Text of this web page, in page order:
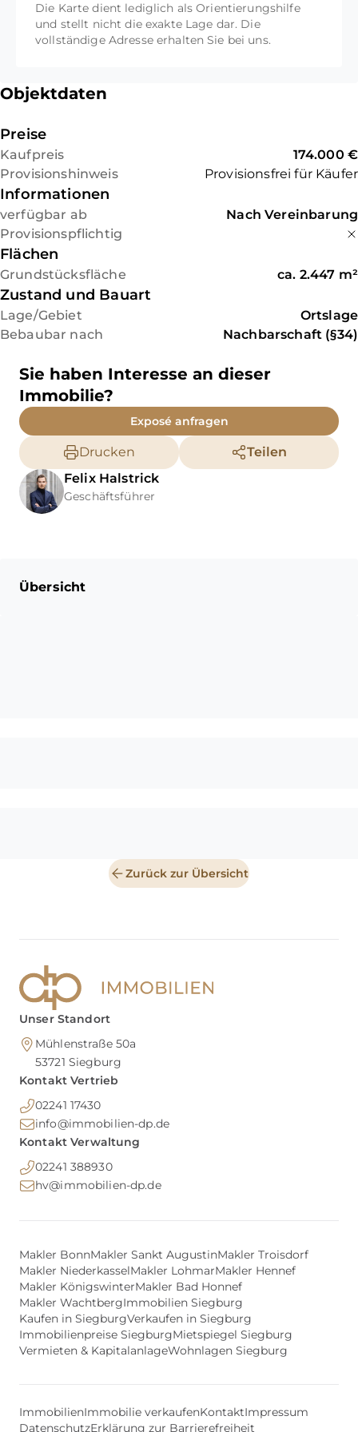
Straßenfront: ca. 43 m,
Topografie: Hanglage.
"Gummersbach/Wiehl" schnell erreichbar.
Die Karte dient lediglich als Orientierungshilfe
und stellt nicht die exakte Lage dar. Die
vollständige Adresse erhalten Sie bei uns.
Objektdaten
Preise
Kaufpreis
174.000 €
Provisionshinweis
Provisionsfrei für Käufer
Informationen
verfügbar ab
Nach Vereinbarung
Provisionspflichtig
Flächen
Grundstücksfläche ca. 2.447 m²
Zustand und Bauart
Lage/Gebiet
Ortslage
Bebaubar nach
Nachbarschaft (§34)
Sie haben Interesse an dieser
Immobilie?
Exposé anfragen
Drucken
Teilen
Felix Halstrick
Geschäftsführer
Übersicht
Zurück zur Übersicht
Unser Standort
Mühlenstraße 50a
53721 Siegburg
Kontakt Vertrieb
02241 17430
info@immobilien-dp.de
Kontakt Verwaltung
02241 388930
hv@immobilien-dp.de
Makler BonnMakler Sankt AugustinMakler Troisdorf
Makler NiederkasselMakler LohmarMakler Hennef
Makler KönigswinterMakler Bad Honnef
Makler WachtbergImmobilien Siegburg
Kaufen in SiegburgVerkaufen in Siegburg
Immobilienpreise SiegburgMietspiegel Siegburg
Vermieten & KapitalanlageWohnlagen Siegburg
ImmobilienImmobilie verkaufenKontaktImpressum
DatenschutzErklärung zur Barrierefreiheit